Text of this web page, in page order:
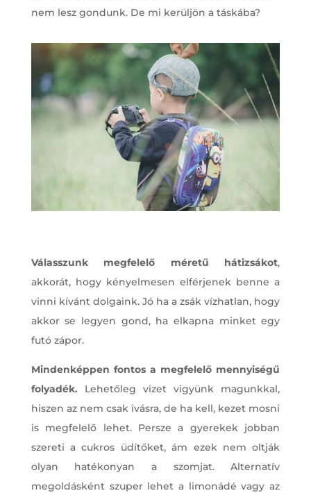
nem lesz gondunk. De mi kerüljön a táskába?
Válasszunk megfelelő méretű hátizsákot,
akkorát, hogy kényelmesen elférjenek benne a
vinni kívánt dolgaink. Jó ha a zsák vízhatlan, hogy
akkor se legyen gond, ha elkapna minket egy
futó zápor.
Mindenképpen fontos a megfelelő mennyiségű
folyadék. Lehetőleg vizet vigyünk magunkkal,
hiszen az nem csak ivásra, de ha kell, kezet mosni
is megfelelő lehet. Persze a gyerekek jobban
szereti a cukros üdítőket, ám ezek nem oltják
olyan hatékonyan a szomjat. Alternatív
megoldásként szuper lehet a limonádé vagy az